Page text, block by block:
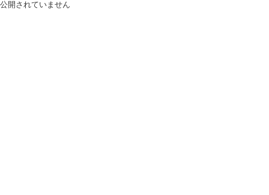
公開されていません